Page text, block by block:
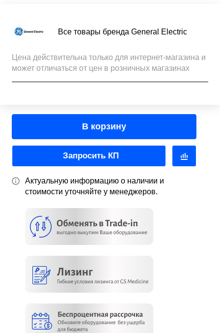
Все товары бренда General Electric
Цена действительна только для интернет-магазина и
может отличаться от цен в розничных магазинах
В корзину
Запросить КП
Актуальную информацию о наличии и
стоимости уточняйте у менеджеров.